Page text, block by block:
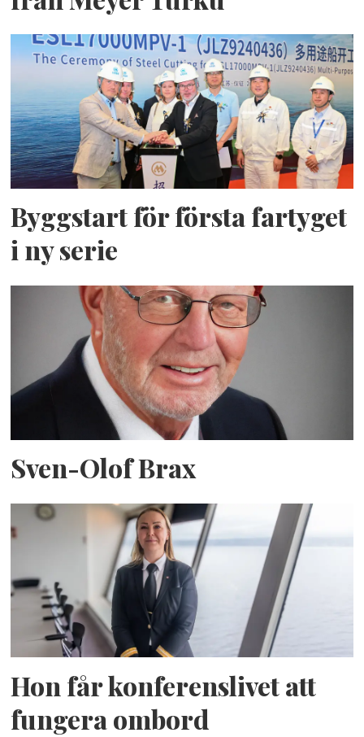
Byggstart för första fartyget
i ny serie
Sven-Olof Brax
Hon får konferenslivet att
fungera ombord